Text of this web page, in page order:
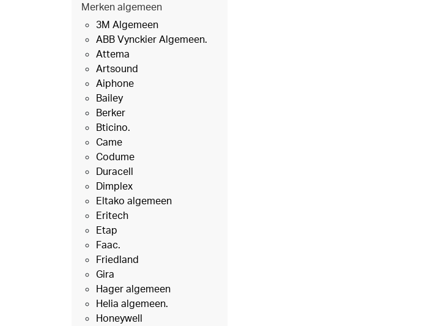
Merken algemeen
3M Algemeen
ABB Vynckier Algemeen.
Attema
Artsound
Aiphone
Bailey
Berker
Bticino.
Came
Codume
Duracell
Dimplex
Eltako algemeen
Eritech
Etap
Faac.
Friedland
Gira
Hager algemeen
Helia algemeen.
Honeywell